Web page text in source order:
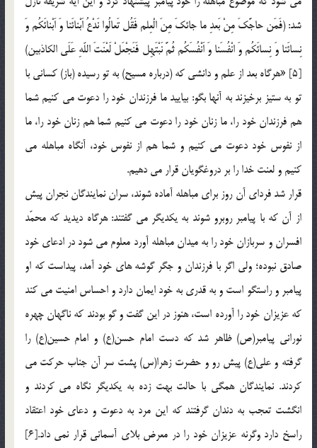
شد: (فَمَن حاجَّكَ مِنْ بَعدِ ما جائكَ مِنَ الْعِلم فَقُل تَعالُوا نَدْعُ اَبْنائَنا وَ اَبْنائَكُم وَ
نِسائَنا وَ نِسائَكُم وَ انْفُسَنا وَ اَنْفُسَكُم ثُمَّ نَبْتَهِل فَنَجْعَلْ لَعْنَتَ اللّهِ عَلَي الكاذبين)
[5] «هرگاه بعد از علم و دانشي كه (درباره مسيح) به تو رسيده (باز) كساني با
تو به ستيز برخيزند به آنها بگو: بياييد ما فرزندان خود را دعوت مي كنيم شما
هم فرزندان خود را، ما زنان خود را دعوت مي كنيم شما هم زنان خود را، ما
از نفوس خود دعوت مي كنيم و شما هم از نفوس خود، آنگاه مباهله مي
كنيم و لعنت خدا را بر دروغگويان قرار مي دهيم.
قرار شد فرداي آن روز براي مباهله آماده شوند، سران نمايندگان نجران پيش
از آن كه با پيامبر روبرو شوند به يكديگر مي گفتند: هرگاه ديديد كه محمّد
افسران و سربازان خود را به ميدان مباهله آورد معلوم مي شود در ادعاي خود
صادق نبوده؛ ولي اگر با فرزندان و جگر گوشه هاي خود آمد، پيداست كه او
پيامبر و راستگو است و به قدري به خود ايمان دارد و احساس امنيت مي كند
كه عزيزان خود را آورده است، هنوز در اين گفت و گو بودند كه ناگهان چهره
نوراني پيامبر(ص) ظاهر شد كه دست امام حسن(ع) و امام حسين(ع) را
گرفته و علي(ع) پيش رو و حضرت زهرا(س) پشت سر آن جناب حركت مي
كردند. نمايندگان همگي با حالت بهت زده به يكديگر نگاه مي كردند و
انگشت تعجب به دندان گرفتند که اين مرد به دعوت و دعاي خود اعتقاد
راسخ دارد وگرنه عزيزان خود را در معرض بلاي آسماني قرار نمي داد.[6]